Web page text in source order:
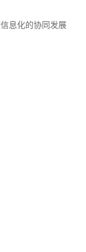
息化的协同发展